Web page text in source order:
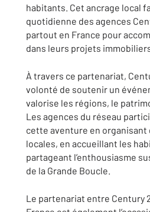
habitants. Cet ancrage local
quotidienne des agences
partout en France pour
dans leurs projets
À travers ce partenariat,
volonté de soutenir un
valorise les régions, le
Les agences du réseau
cette aventure en organisant
locales, en accueillant les
partageant l’enthousiasme
de la Grande Boucle.
Le partenariat entre Century